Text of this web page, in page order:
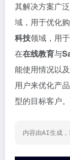
其解决方案广
域，用于优化
科技领域，用
在在线教育与
能使用情况以
用户来优化产
型的目标客户。
内容由AI生成